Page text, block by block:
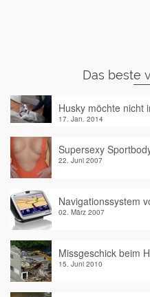
Das beste
Husky möchte nicht
17. Jan. 2014
Supersexy
22. Juni 2007
Navigationssystem
02. März 2007
Missgeschick beim
15. Juni 2010